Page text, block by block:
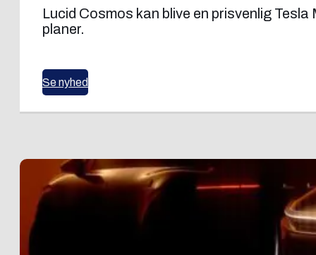
Lucid Cosmos kan blive en prisvenlig
planer.
Se nyhed